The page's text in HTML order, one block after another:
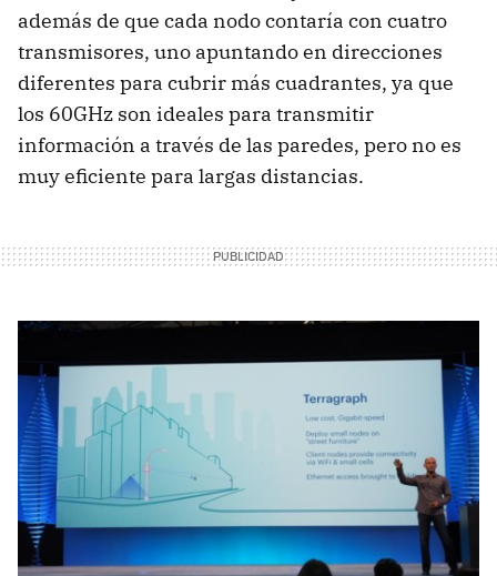
además de que cada nodo contaría con cuatro
transmisores, uno apuntando en direcciones
diferentes para cubrir más cuadrantes, ya que
los 60GHz son ideales para transmitir
información a través de las paredes, pero no es
muy eficiente para largas distancias.